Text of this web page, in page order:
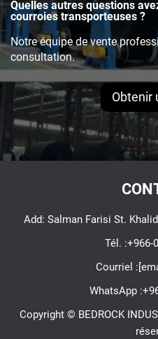
Quelles autres questions
courroies transporteuses ?
Notre équipe de vente
consultation.
Obtenir
Add: Salman Farisi St.
Tél. :+966-
Courriel :
WhatsApp :
Copyright © BEDROCK